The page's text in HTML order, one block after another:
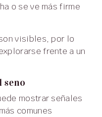
o se ve más firme
frente a un
seno
comunes